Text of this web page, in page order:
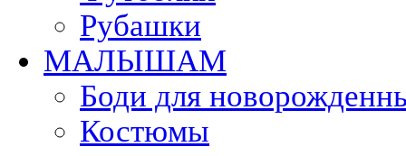
Рубашки
МАЛЫШАМ
Боди для
Костюмы